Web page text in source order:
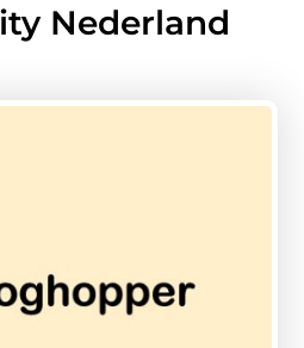
Nederland